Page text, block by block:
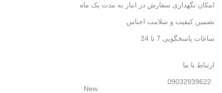
امکان نگهداری سفارش در انبار به مدت یک ماه
تضمین کیفیت و سلامت اجناس
ساعات پاسخگویی 7 تا 24
ارتباط با ما
09032939622
New